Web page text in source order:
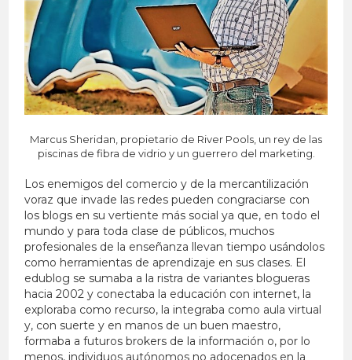
Marcus Sheridan, propietario de River Pools, un rey de las
piscinas de fibra de vidrio y un guerrero del marketing.
Los enemigos del comercio y de la mercantilización
voraz que invade las redes pueden congraciarse con
los blogs en su vertiente más social ya que, en todo el
mundo y para toda clase de públicos, muchos
profesionales de la enseñanza llevan tiempo usándolos
como herramientas de aprendizaje en sus clases. El
edublog se sumaba a la ristra de variantes blogueras
hacia 2002 y conectaba la educación con internet, la
exploraba como recurso, la integraba como aula virtual
y, con suerte y en manos de un buen maestro,
formaba a futuros brokers de la información o, por lo
menos, individuos autónomos no adocenados en la